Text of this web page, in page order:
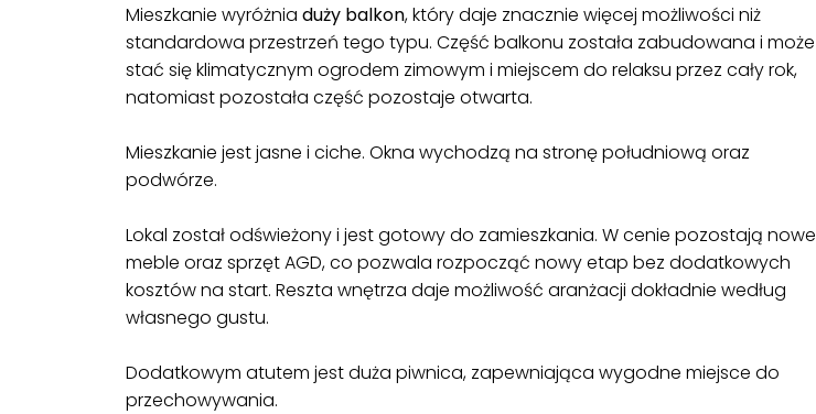
Mieszkanie wyróżnia duży balkon, który daje znacznie więcej możliwości niż
standardowa przestrzeń tego typu. Część balkonu została zabudowana i może
stać się klimatycznym ogrodem zimowym i miejscem do relaksu przez cały rok,
natomiast pozostała część pozostaje otwarta.
Mieszkanie jest jasne i ciche. Okna wychodzą na stronę południową oraz
podwórze.
Lokal został odświeżony i jest gotowy do zamieszkania. W cenie pozostają nowe
meble oraz sprzęt AGD, co pozwala rozpocząć nowy etap bez dodatkowych
kosztów na start. Reszta wnętrza daje możliwość aranżacji dokładnie według
własnego gustu.
Dodatkowym atutem jest duża piwnica, zapewniająca wygodne miejsce do
przechowywania.